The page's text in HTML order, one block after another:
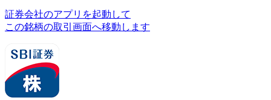
証券会社のアプリを起動して
この銘柄の取引画面へ移動します